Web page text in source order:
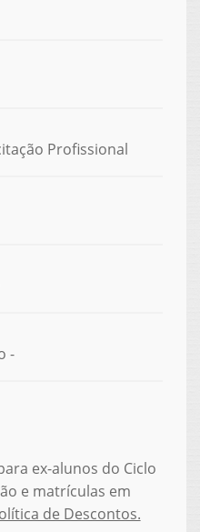
Profissional
-
ex-alunos do Ciclo
e matrículas em
de Descontos.